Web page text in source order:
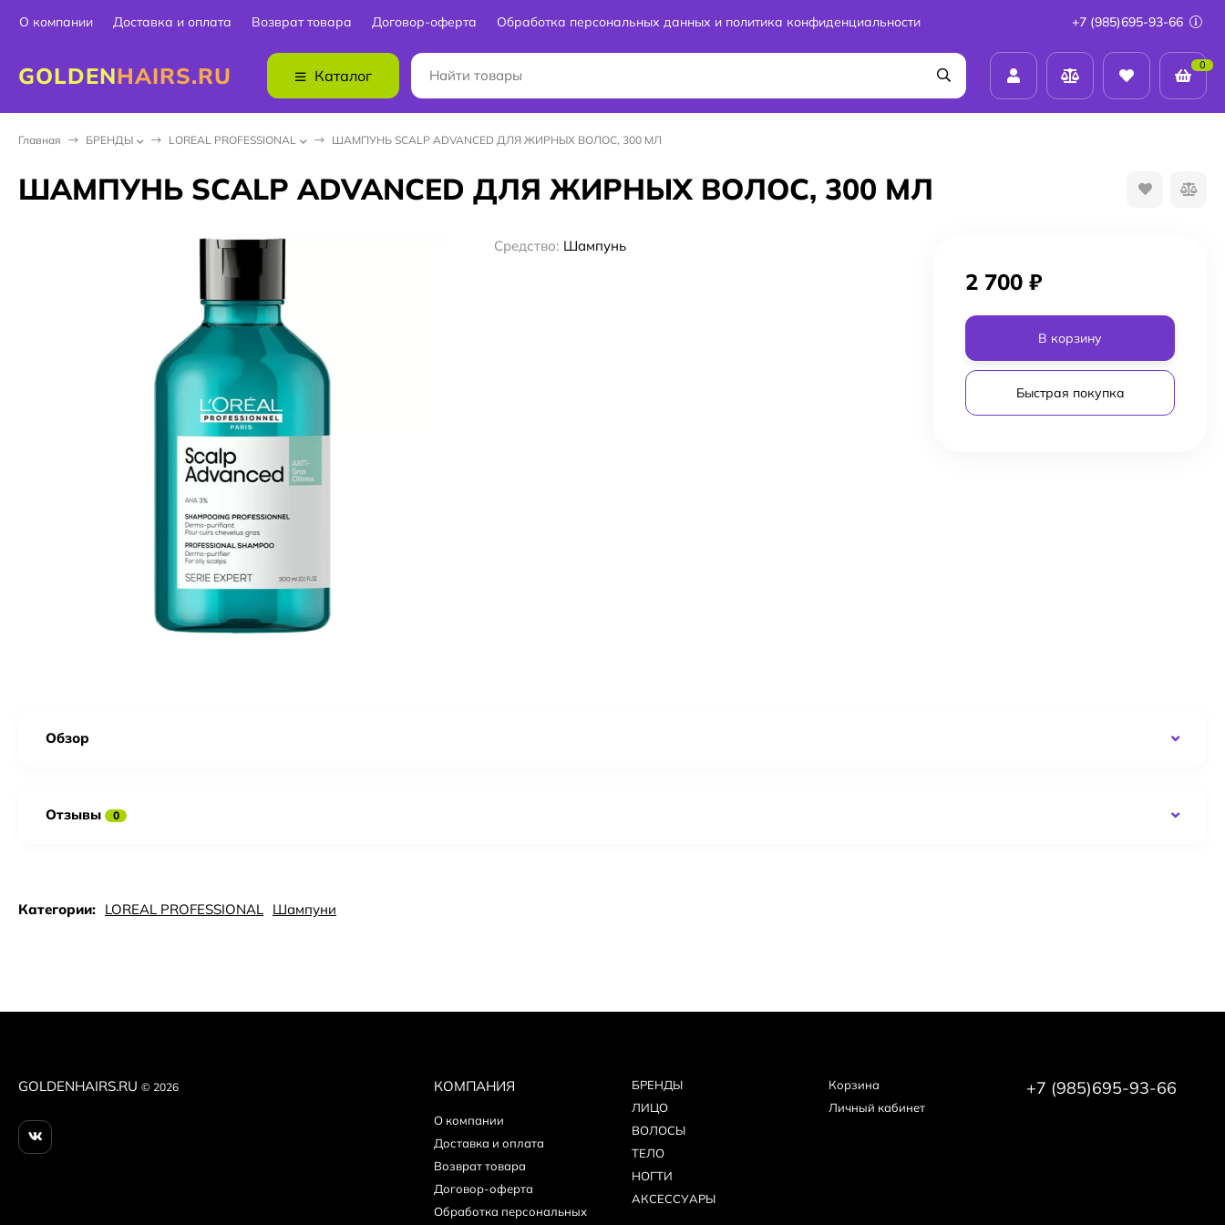
О компании Доставка и оплата Возврат товара Договор-оферта Обработка персональных данных и политика конфиденциальности +7 (985)695-93-66
GOLDENHAIRS.RU Каталог
0
Главная БPEНДЫ LOREAL PROFESSIONAL ШАМПУНЬ SCALP ADVANCED ДЛЯ ЖИРНЫХ ВОЛОС, 300 МЛ
ШАМПУНЬ SCALP ADVANCED ДЛЯ ЖИРНЫХ ВОЛОС, 300 МЛ
Средство: Шампунь
2 700 ₽
В корзину
Быстрая покупка
Обзор
Отзывы 0
Категории: LOREAL PROFESSIONAL Шампуни
GOLDENHAIRS.RU © 2026 КОМПАНИЯ
О компании
Доставка и оплата
Возврат товара
Договор-оферта
Обработка персональных
БPEНДЫ
ЛИЦО
ВОЛОСЫ
ТЕЛО
НОГТИ
АКСЕССУАРЫ
Корзина
Личный кабинет
+7 (985)695-93-66